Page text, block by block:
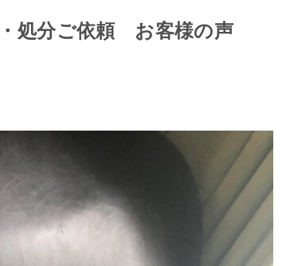
・処分ご依頼 お客様の声